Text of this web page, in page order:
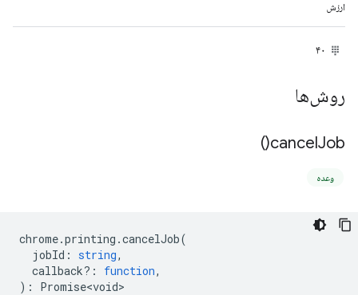
ارزش
۴۰
روش‌ها
cancelJob(
)
وعده
chrome.printing .cancelJob(
jobId : string,
callback? : function,
) : Promise<void>